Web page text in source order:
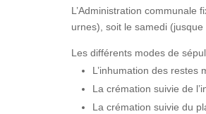
L’Administration communale
urnes), soit le samedi
Les différents modes de
L’inhumation des restes
La crémation suivie de
La crémation suivie du